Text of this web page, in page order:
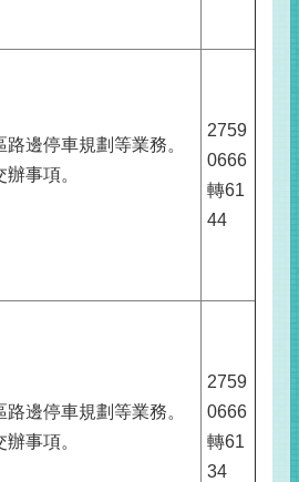
邊停車規劃等業務。
事項。
2759
0666
轉61
44
邊停車規劃等業務。
事項。
2759
0666
轉61
34